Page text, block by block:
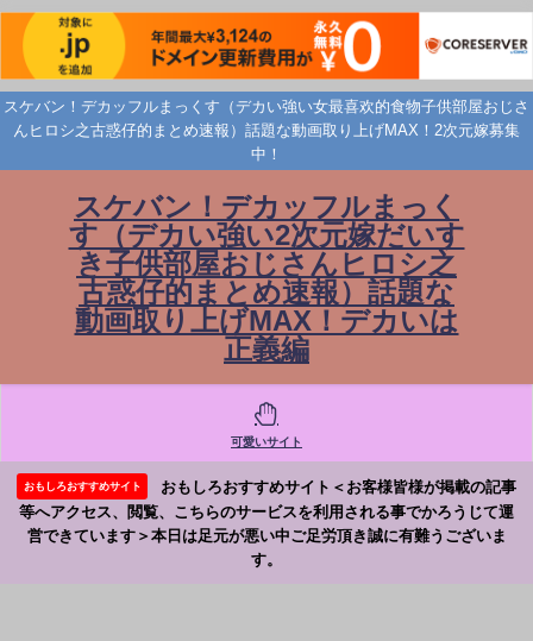
スケバン！デカッフルまっくす（デカい強い女最喜欢的食物子供部屋おじさ
んヒロシ之古惑仔的まとめ速報）話題な動画取り上げMAX！2次元嫁募集
中！
スケバン！デカッフルまっく
す（デカい強い2次元嫁だいす
き子供部屋おじさんヒロシ之
古惑仔的まとめ速報）話題な
動画取り上げMAX！デカいは
正義編
可愛いサイト
おもしろおすすめサイト
おもしろおすすめサイト＜お客様皆様が掲載の記事
等へアクセス、閲覧、こちらのサービスを利用される事でかろうじて運
営できています＞本日は足元が悪い中ご足労頂き誠に有難うございま
す。